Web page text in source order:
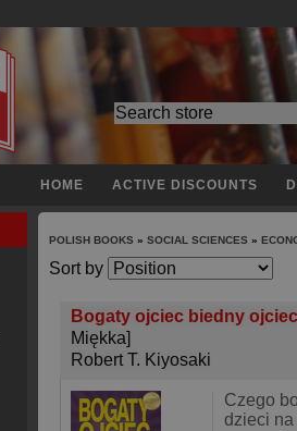
HOME ACTIVE DISCOUNTS
POLISH BOOKS » SOCIAL SCIENCES »
Sort by
Bogaty ojciec biedny
Miękka]
Robert T. Kiyosaki
Czego
dzieci